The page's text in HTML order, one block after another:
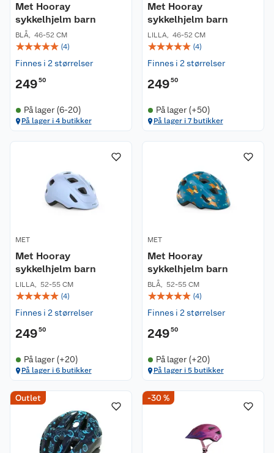
Met Hooray
sykkelhjelm barn
BLÅ, 46-52 CM
☆☆☆☆☆ (4)
Finnes i 2 størrelser
24950
På lager (6-20)
På lager i 4 butikker
Met Hooray
sykkelhjelm barn
LILLA, 46-52 CM
☆☆☆☆☆ (4)
Finnes i 2 størrelser
24950
På lager (+50)
På lager i 7 butikker
MET
Met Hooray
sykkelhjelm barn
LILLA, 52-55 CM
☆☆☆☆☆ (4)
Finnes i 2 størrelser
24950
På lager (+20)
På lager i 6 butikker
MET
Met Hooray
sykkelhjelm barn
BLÅ, 52-55 CM
☆☆☆☆☆ (4)
Finnes i 2 størrelser
24950
På lager (+20)
På lager i 5 butikker
Outlet -30 %
Om oss
Nyheter
Kundeservice
Kontakt oss
Angre- og returrett